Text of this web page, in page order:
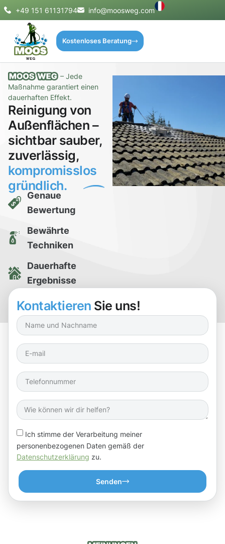
+49 151 61131794 info@moosweg.com
Kostenloses Beratung
– Jede
Maßnahme garantiert einen
dauerhaften Effekt.
Reinigung von
Außenflächen –
sichtbar sauber,
zuverlässig,
kompromisslos
gründlich.
Genaue
Bewertung
Bewährte
Techniken
Dauerhafte
Ergebnisse
Kostenlose
Reinigungsprobe
Kontaktieren Sie uns!
Ich stimme der Verarbeitung meiner
personenbezogenen Daten gemäß der
Datenschutzerklärung zu.
Senden